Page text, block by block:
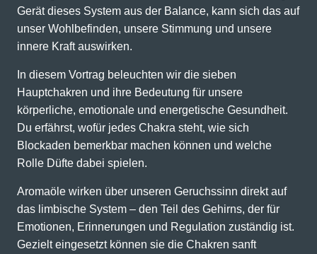
Gerät dieses System aus der Balance, kann sich das auf
unser Wohlbefinden, unsere Stimmung und unsere
innere Kraft auswirken.
In diesem Vortrag beleuchten wir die sieben
Hauptchakren und ihre Bedeutung für unsere
körperliche, emotionale und energetische Gesundheit.
Du erfährst, wofür jedes Chakra steht, wie sich
Blockaden bemerkbar machen können und welche
Rolle Düfte dabei spielen.
Aromaöle wirken über unseren Geruchssinn direkt auf
das limbische System – den Teil des Gehirns, der für
Emotionen, Erinnerungen und Regulation zuständig ist.
Gezielt eingesetzt können sie die Chakren sanft